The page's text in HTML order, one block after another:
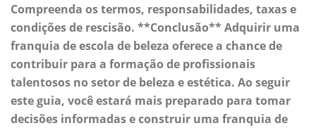
Compreenda os termos, responsabilidades, taxas e
condições de rescisão. **Conclusão** Adquirir uma
franquia de escola de beleza oferece a chance de
contribuir para a formação de profissionais
talentosos no setor de beleza e estética. Ao seguir
este guia, você estará mais preparado para tomar
decisões informadas e construir uma franquia de